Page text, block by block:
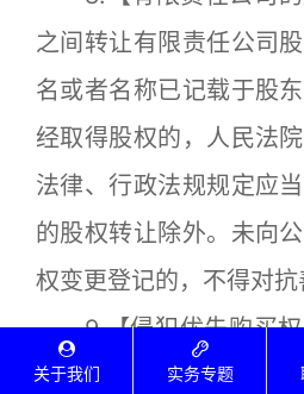
之间转让有限责任公司
名或者名称已记载于股
经取得股权的，人民法
法律、行政法规规定应
的股权转让除外。未向
权变更登记的，不得对抗
9.【侵犯优先购买权
效力】审判实践中，部
关于我们 实务专题